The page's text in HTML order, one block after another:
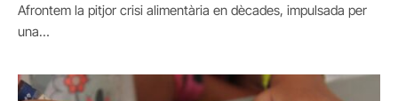
Afrontem la pitjor crisi alimentària en dècades, impulsada per
una…